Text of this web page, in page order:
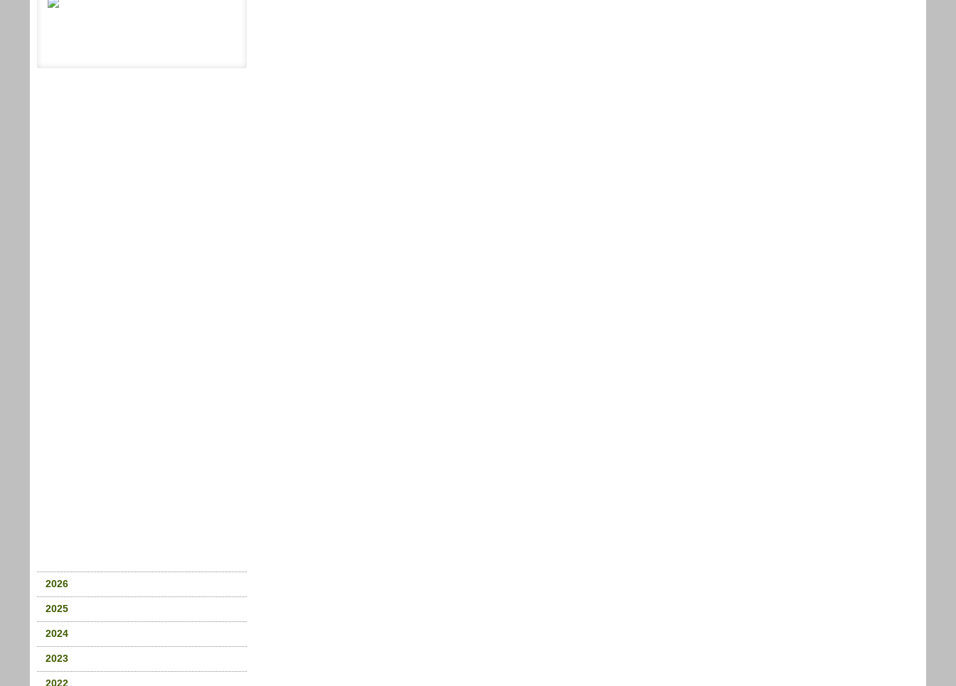
2026
2025
2024
2023
2022